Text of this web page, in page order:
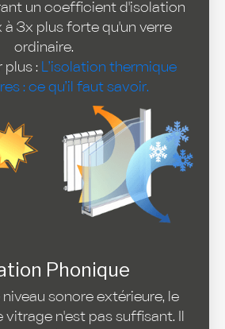
un coefficient d'isolation
3x plus forte qu'un verre
ordinaire.
plus : L’isolation thermique
: ce qu’il faut savoir.
Phonique
niveau sonore extérieure, le
n'est pas suffisant. Il